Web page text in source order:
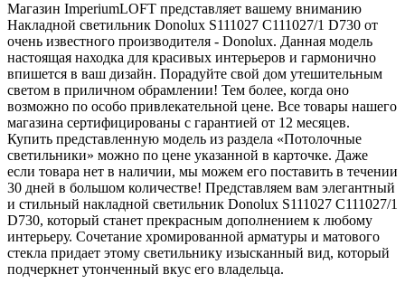
Магазин ImperiumLOFT представляет вашему вниманию
Накладной светильник Donolux S111027 C111027/1 D730 от
очень известного производителя - Donolux. Данная модель
настоящая находка для красивых интерьеров и гармонично
впишется в ваш дизайн. Порадуйте свой дом утешительным
светом в приличном обрамлении! Тем более, когда оно
возможно по особо привлекательной цене. Все товары нашего
магазина сертифицированы с гарантией от 12 месяцев.
Купить представленную модель из раздела «Потолочные
светильники» можно по цене указанной в карточке. Даже
если товара нет в наличии, мы можем его поставить в течении
30 дней в большом количестве! Представляем вам элегантный
и стильный накладной светильник Donolux S111027 C111027/1
D730, который станет прекрасным дополнением к любому
интерьеру. Сочетание хромированной арматуры и матового
стекла придает этому светильнику изысканный вид, который
подчеркнет утонченный вкус его владельца.